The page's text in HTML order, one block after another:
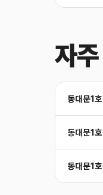
자
동대문1
동대문1
동대문1